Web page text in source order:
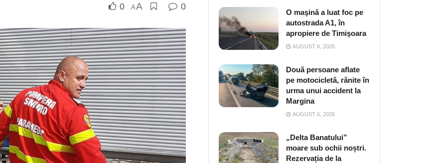
0 AA 0
O maşină a luat foc pe
autostrada A1, în
apropiere de Timişoara
AUGUST 6, 2026
Două persoane aflate
pe motocicletă, rănite în
urma unui accident la
Margina
AUGUST 6, 2026
„Delta Banatului”
moare sub ochii noștri.
Rezervația de la